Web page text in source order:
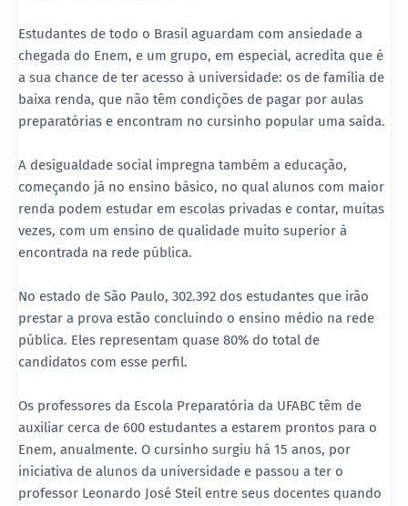
Estudantes de todo o Brasil aguardam com ansiedade a
chegada do Enem, e um grupo, em especial, acredita que é
a sua chance de ter acesso à universidade: os de família de
baixa renda, que não têm condições de pagar por aulas
preparatórias e encontram no cursinho popular uma saída.
A desigualdade social impregna também a educação,
começando já no ensino básico, no qual alunos com maior
renda podem estudar em escolas privadas e contar, muitas
vezes, com um ensino de qualidade muito superior à
encontrada na rede pública.
No estado de São Paulo, 302.392 dos estudantes que irão
prestar a prova estão concluindo o ensino médio na rede
pública. Eles representam quase 80% do total de
candidatos com esse perfil.
Os professores da Escola Preparatória da UFABC têm de
auxiliar cerca de 600 estudantes a estarem prontos para o
Enem, anualmente. O cursinho surgiu há 15 anos, por
iniciativa de alunos da universidade e passou a ter o
professor Leonardo José Steil entre seus docentes quando